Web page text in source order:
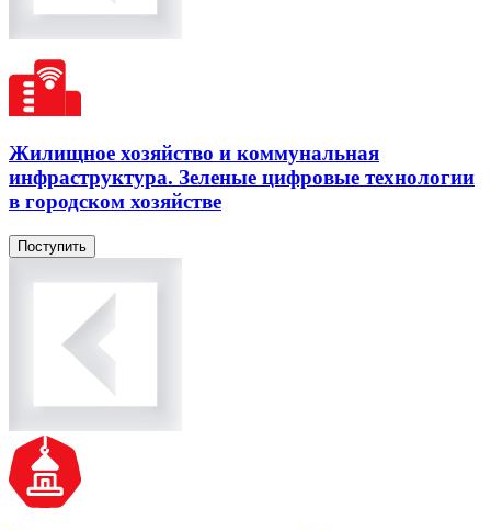
Жилищное хозяйство и коммунальная
инфраструктура. Зеленые цифровые технологии
в городском хозяйстве
Поступить